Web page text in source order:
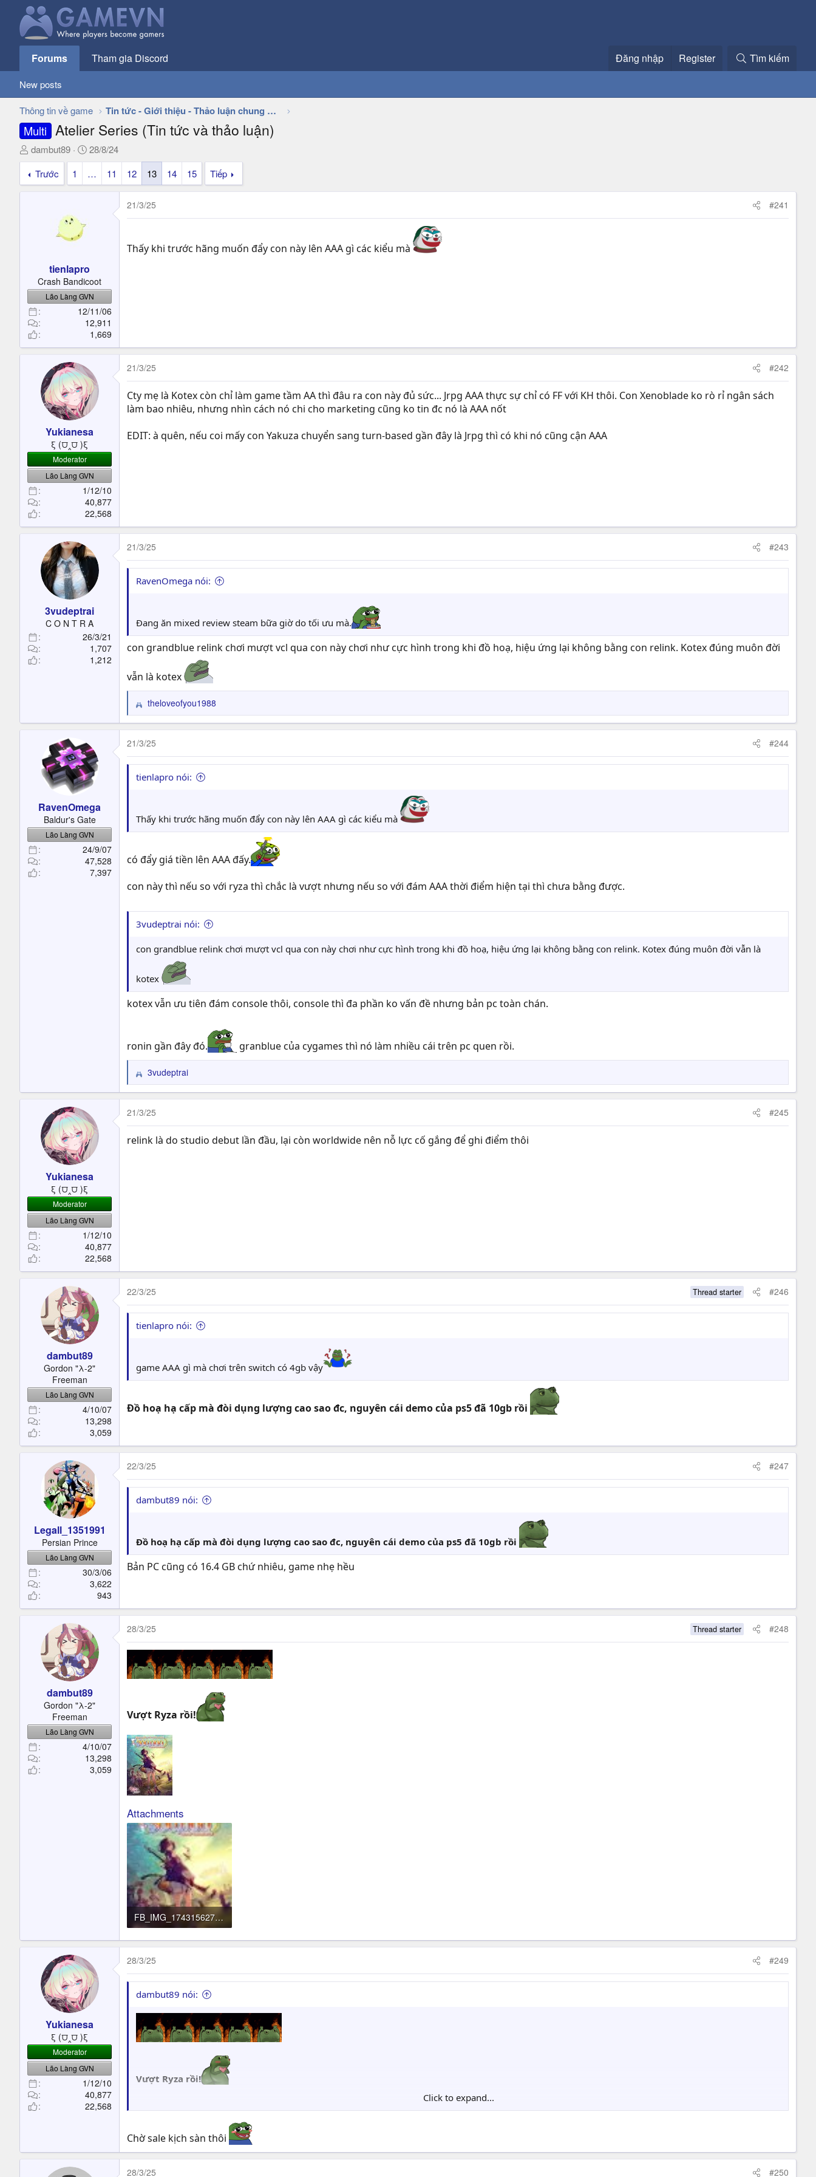
Forums Tham gia Discord Đăng nhập Register Tìm kiếm
New posts
Thông tin về game Tin tức - Giới thiệu - Thảo luận chung về game
Multi Atelier Series (Tin tức và thảo luận)
T
h
e
e
r
dambut89
N
g
à
y
28/8/24
Trước
1 … 11 12 13 14 15 Tiếp
tienlapro
Crash Bandicoot
Lão Làng GVN
12/11/06
12,911
1,669
21/3/25 #241
Thấy khi trước hãng muốn đẩy con này lên AAA gì các kiểu mà
Yukianesa
ξ (⩌‸⩌ )ξ
Moderator
Lão Làng GVN
1/12/10
40,877
22,568
21/3/25 #242
Cty mẹ là Kotex còn chỉ làm game tầm AA thì đâu ra con này đủ sức... Jrpg AAA thực sự chỉ có FF với KH thôi. Con Xenoblade ko rò rỉ ngân sách
làm bao nhiêu, nhưng nhìn cách nó chi cho marketing cũng ko tin đc nó là AAA nốt
EDIT: à quên, nếu coi mấy con Yakuza chuyển sang turn-based gần đây là Jrpg thì có khi nó cũng cận AAA
3vudeptrai
C O N T R A
26/3/21
1,707
1,212
21/3/25 #243
RavenOmega nói:
Đang ăn mixed review steam bữa giờ do tối ưu mà.
con grandblue relink chơi mượt vcl qua con này chơi như cực hình trong khi đồ hoạ, hiệu ứng lại không bằng con relink. Kotex đúng muôn đời
vẫn là kotex
R
e
a
c
t
i
o
theloveofyou1988
RavenOmega
Baldur's Gate
Lão Làng GVN
24/9/07
47,528
7,397
21/3/25 #244
tienlapro nói:
Thấy khi trước hãng muốn đẩy con này lên AAA gì các kiểu mà
có đẩy giá tiền lên AAA đấy.
con này thì nếu so với ryza thì chắc là vượt nhưng nếu so với đám AAA thời điểm hiện tại thì chưa bằng được.
3vudeptrai nói:
con grandblue relink chơi mượt vcl qua con này chơi như cực hình trong khi đồ hoạ, hiệu ứng lại không bằng con relink. Kotex đúng muôn đời vẫn là
kotex
kotex vẫn ưu tiên đám console thôi, console thì đa phần ko vấn đề nhưng bản pc toàn chán.
ronin gần đây đó. granblue của cygames thì nó làm nhiều cái trên pc quen rồi.
R
e
a
c
t
o
3vudeptrai
Yukianesa
ξ (⩌‸⩌ )ξ
Moderator
Lão Làng GVN
1/12/10
40,877
22,568
21/3/25 #245
relink là do studio debut lần đầu, lại còn worldwide nên nỗ lực cố gắng để ghi điểm thôi
dambut89
Gordon "λ-2"
Freeman
Lão Làng GVN
4/10/07
13,298
3,059
22/3/25 Thread starter #246
tienlapro nói:
game AAA gì mà chơi trên switch có 4gb vậy
Đồ hoạ hạ cấp mà đòi dụng lượng cao sao đc, nguyên cái demo của ps5 đã 10gb rồi
Legall_1351991
Persian Prince
Lão Làng GVN
30/3/06
3,622
943
22/3/25 #247
dambut89 nói:
Đồ hoạ hạ cấp mà đòi dụng lượng cao sao đc, nguyên cái demo của ps5 đã 10gb rồi
Bản PC cũng có 16.4 GB chứ nhiêu, game nhẹ hều
dambut89
Gordon "λ-2"
Freeman
Lão Làng GVN
4/10/07
13,298
3,059
28/3/25 Thread starter #248
Vượt Ryza rồi!
Attachments
FB_IMG_1743156278829.jpg
242.3 KB · Đọc: 333
Yukianesa
ξ (⩌‸⩌ )ξ
Moderator
Lão Làng GVN
1/12/10
40,877
22,568
28/3/25 #249
dambut89 nói:
Vượt Ryza rồi!
Click to expand...
Chờ sale kịch sàn thôi
28/3/25 #250